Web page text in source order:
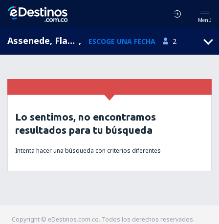
Menú
Assenede, Flanders, Bélgica , ESCOGE UNA FECHA 2
Lo sentimos, no encontramos
resultados para tu búsqueda
Intenta hacer una búsqueda con criterios diferentes
Copyright © eDestinos.com.co. Todos los derechos reservados.